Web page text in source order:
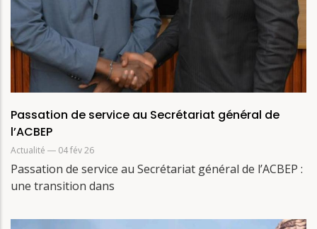
Passation de service au Secrétariat général de
l’ACBEP
Actualité ― 04 fév 26
Passation de service au Secrétariat général de l’ACBEP :
une transition dans